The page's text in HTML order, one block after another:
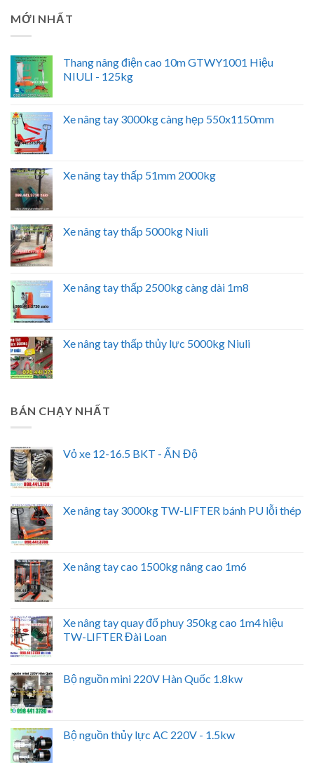
MỚI NHẤT
Thang nâng điện cao 10m GTWY1001 Hiệu
NIULI - 125kg
Xe nâng tay 3000kg càng hẹp 550x1150mm
Xe nâng tay thấp 51mm 2000kg
Xe nâng tay thấp 5000kg Niuli
Xe nâng tay thấp 2500kg càng dài 1m8
Xe nâng tay thấp thủy lực 5000kg Niuli
BÁN CHẠY NHẤT
Vỏ xe 12-16.5 BKT - ẤN Độ
Xe nâng tay 3000kg TW-LIFTER bánh PU lỗi thép
Xe nâng tay cao 1500kg nâng cao 1m6
Xe nâng tay quay đổ phuy 350kg cao 1m4 hiệu
TW-LIFTER Đài Loan
Bộ nguồn mini 220V Hàn Quốc 1.8kw
Bộ nguồn thủy lực AC 220V - 1.5kw